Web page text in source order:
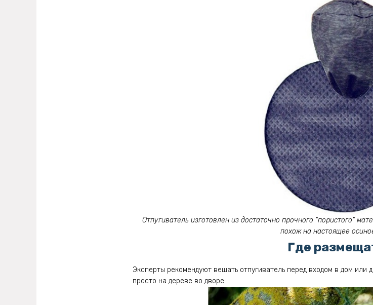
Отпугиватель изготовлен из достаточно прочного "пористого"
похож на настоящее
Где
Эксперты рекомендуют вешать отпугиватель перед входом в дом или
просто на дереве во дворе.